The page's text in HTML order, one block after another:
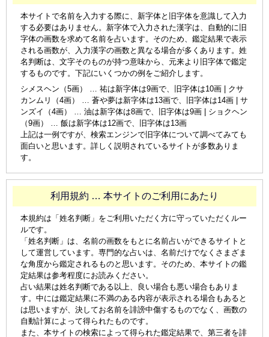
本サイトで名前を入力する際に、新字体と旧字体を意識して入力
する必要はありません。新字体で入力された漢字は、自動的に旧
字体の画数を求めて名前を占います。そのため、鑑定結果で表示
される画数が、入力漢字の画数と異なる場合が多くあります。姓
名判断は、文字そのものが持つ意味から、元来より旧字体で鑑定
するものです。下記にいくつかの例をご紹介します。
シメスヘン（5画） … 祐は新字体は9画で、旧字体は10画 | クサ
カンムリ（4画） … 蒼や夢は新字体は13画で、旧字体は14画 | サ
ンズイ（4画） … 油は新字体は8画で、旧字体は9画 | ショクヘン
（9画） … 飯は新字体は12画で、旧字体は13画
上記は一例ですが、検索エンジンで旧字体について調べてみても
面白いと思います。詳しく説明されているサイトが多数ありま
す。
利用規約 … 本サイトのご利用にあたり
本規約は「姓名判断」をご利用いただく方に守っていただくルー
ルです。
「姓名判断」は、名前の画数をもとに名前占いができるサイトと
して運営しています。専門的な占いは、名前だけでなくさまざま
な角度から鑑定されるものと思います。そのため、本サイトの鑑
定結果は参考程度にお読みください。
占い結果は姓名判断である以上、良い場合も悪い場合もありま
す。中には鑑定結果に不満のある内容が表示される場合もあると
は思いますが、決してお名前を誹謗中傷するものでなく、画数の
自動計算によって得られたものです。
また、本サイトの検索によって得られた鑑定結果で、第三者を誹